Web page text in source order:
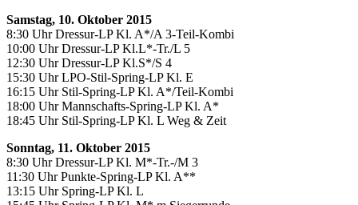
Samstag, 10. Oktober 2015
8:30 Uhr Dressur-LP Kl. A*/A 3-Teil-Kombi
10:00 Uhr Dressur-LP Kl.L*-Tr./L 5
12:30 Uhr Dressur-LP Kl.S*/S 4
15:30 Uhr LPO-Stil-Spring-LP Kl. E
16:15 Uhr Stil-Spring-LP Kl. A*/Teil-Kombi
18:00 Uhr Mannschafts-Spring-LP Kl. A*
18:45 Uhr Stil-Spring-LP Kl. L Weg & Zeit
Sonntag, 11. Oktober 2015
8:30 Uhr Dressur-LP Kl. M*-Tr.-/M 3
11:30 Uhr Punkte-Spring-LP Kl. A**
13:15 Uhr Spring-LP Kl. L